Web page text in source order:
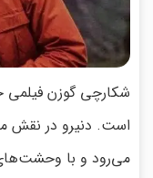
شکارچی گوزن فیلمی
است. دنیرو در نقش
می‌رود و با